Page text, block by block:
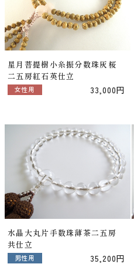
星月菩提樹小糸振分数珠灰桜
二五房紅石英仕立
33,000円
女性用
水晶大丸片手数珠薄茶二五房
共仕立
35,200円
男性用